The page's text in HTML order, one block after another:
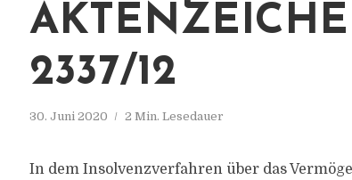
2337/12
30. Juni 2020 2 Min. Lesedauer
In dem Insolvenzverfahren über das